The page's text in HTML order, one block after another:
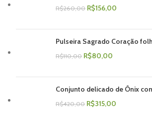
R$260,00 R$156,00
Pulseira Sagrado Coração
R$110,00 R$80,00
Conjunto delicado de Ônix
R$420,00 R$315,00